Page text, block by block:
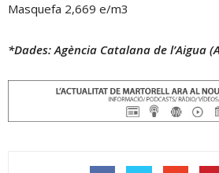
Masquefa 2,669 e/m3
*Dades: Agència Catalana de l’Aigua